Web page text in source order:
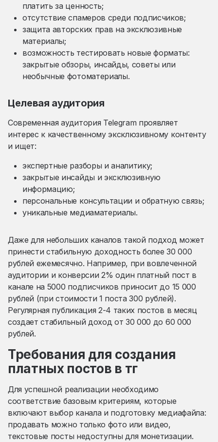
платить за ценность;
отсутствие спамеров среди подписчиков;
защита авторских прав на эксклюзивные
материалы;
возможность тестировать новые форматы:
закрытые обзоры, инсайды, советы или
необычные фотоматериалы.
Целевая аудитория
Современная аудитория Telegram проявляет
интерес к качественному эксклюзивному контенту
и ищет:
экспертные разборы и аналитику;
закрытые инсайды и эксклюзивную
информацию;
персональные консультации и обратную связь;
уникальные медиаматериалы.
Даже для небольших каналов такой подход может
принести стабильную доходность более 30 000
рублей ежемесячно. Например, при вовлеченной
аудитории и конверсии 2% один платный пост в
канале на 5000 подписчиков приносит до 15 000
рублей (при стоимости 1 поста 300 рублей).
Регулярная публикация 2-4 таких постов в месяц
создает стабильный доход от 30 000 до 60 000
рублей.
Требования для создания
платных постов в тг
Для успешной реализации необходимо
соответствие базовым критериям, которые
включают выбор канала и подготовку медиафайла:
продавать можно только фото или видео,
текстовые посты недоступны для монетизации.